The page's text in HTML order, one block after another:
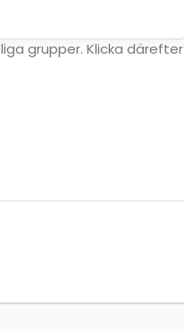
grupper. Klicka därefter